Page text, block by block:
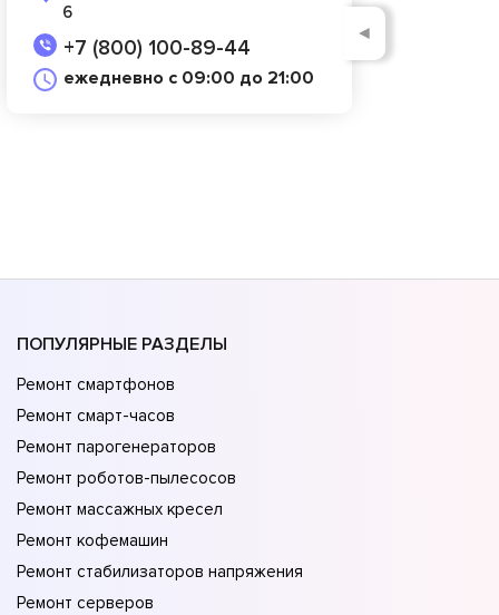
6
+7 (800) 100-89-44
ежедневно с 09:00 до 21:00
◄
ПОПУЛЯРНЫЕ РАЗДЕЛЫ
Ремонт смартфонов
Ремонт смарт-часов
Ремонт парогенераторов
Ремонт роботов-пылесосов
Ремонт массажных кресел
Ремонт кофемашин
Ремонт стабилизаторов напряжения
Ремонт серверов